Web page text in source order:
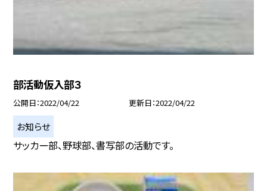
部活動仮入部３
公開日 2022/04/22 更新日 2022/04/22
お知らせ
サッカー部、野球部、書写部の活動です。